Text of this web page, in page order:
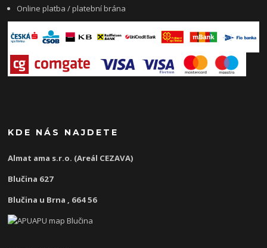
Online platba / platební brána
KDE NÁS NAJDETE
Almat ama s.r.o. (Areál CEZAVA)
Blučina 627
Blučina u Brna , 664 56